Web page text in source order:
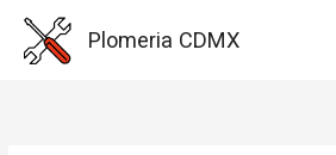
Plomeria CDMX